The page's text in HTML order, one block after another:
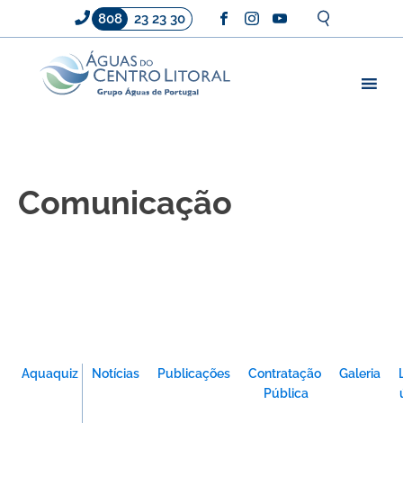
80823 23 30
Comunicação
Aquaquiz Notícias Publicações
Contratação
Pública
Galeria